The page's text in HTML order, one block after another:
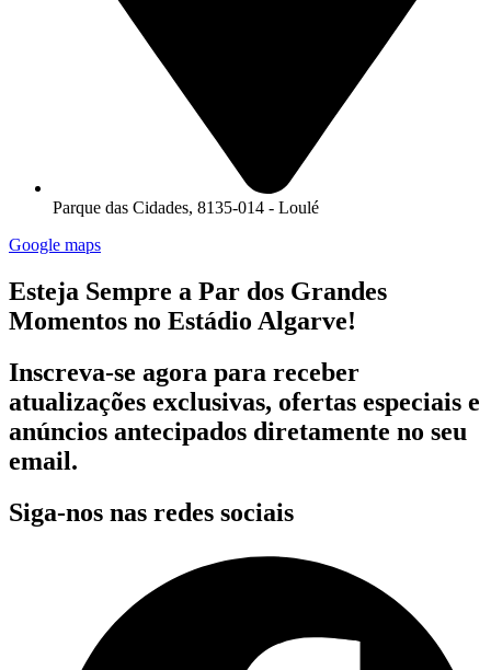
Parque das Cidades, 8135-014 - Loulé
Google maps
Esteja Sempre a Par dos Grandes
Momentos no Estádio Algarve!
Inscreva-se agora para receber
atualizações exclusivas, ofertas especiais e
anúncios antecipados diretamente no seu
email.
Siga-nos nas redes sociais